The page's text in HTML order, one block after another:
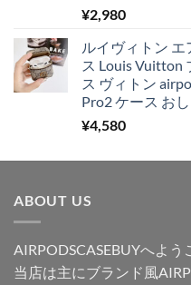
¥2,980
ルイヴィトン
ス Louis Vuitton
ス ヴィトン
Pro2 ケース お
¥4,580
ABOUT US
AIRPODSCASEBUYへよう
当店は主にブランド風